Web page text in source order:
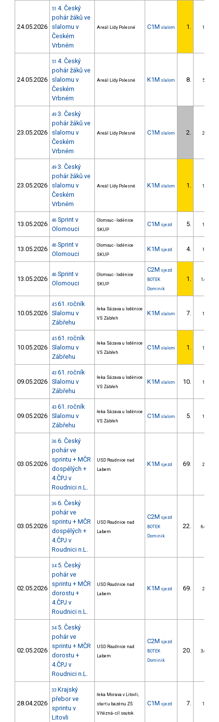
24.05.2026
51 4. Český
pohár žáků ve
slalomu v
Českém
Vrbném
Areál Lídy Polesné C1M slalom 1. 1/ZS
24.05.2026
51 4. Český
pohár žáků ve
slalomu v
Českém
Vrbném
Areál Lídy Polesné K1M slalom 8. 5/ZS
23.05.2026
49 3. Český
pohár žáků ve
slalomu v
Českém
Vrbném
Areál Lídy Polesné C1M slalom 2. 2/ZS
23.05.2026
49 3. Český
pohár žáků ve
slalomu v
Českém
Vrbném
Areál Lídy Polesné K1M slalom 1. 1/ZS
13.05.2026 46 Sprint v
Olomouci
Olomouc - loděnice
SKUP
C1M sjezd 5. 1/ZS
13.05.2026 46 Sprint v
Olomouci
Olomouc - loděnice
SKUP
K1M sjezd 4. 1/ZS
13.05.2026
46 Sprint v
Olomouci
Olomouc - loděnice
SKUP
C2M sjezd
BOTEK
Dominik
1. 1/DM
10.05.2026
45 61. ročník
Slalomu v
Zábřehu
řeka Sázava u loděnice
VS Zábřeh
K1M slalom 7. 1/ZS
10.05.2026
45 61. ročník
Slalomu v
Zábřehu
řeka Sázava u loděnice
VS Zábřeh
C1M slalom 1. 1/ZS
09.05.2026
43 61. ročník
Slalomu v
Zábřehu
řeka Sázava u loděnice
VS Zábřeh
K1M slalom 10. 1/ZS
09.05.2026
43 61. ročník
Slalomu v
Zábřehu
řeka Sázava u loděnice
VS Zábřeh
C1M slalom 5. 1/ZS
03.05.2026
36 6. Český
pohár ve
sprintu + MČR
dospělých +
4.ČPJ v
Roudnici n.L.
USD Roudnice nad
Labem
K1M sjezd 69. 2/ZS
03.05.2026
36 6. Český
pohár ve
sprintu + MČR
dospělých +
4.ČPJ v
Roudnici n.L.
USD Roudnice nad
Labem
C2M sjezd
BOTEK
Dominik
22. 6/DM
02.05.2026
34 5. Český
pohár ve
sprintu + MČR
dorostu +
4.ČPJ v
Roudnici n.L.
USD Roudnice nad
Labem
K1M sjezd 69. 2/ZS
02.05.2026
34 5. Český
pohár ve
sprintu + MČR
dorostu +
4.ČPJ v
Roudnici n.L.
USD Roudnice nad
Labem
C2M sjezd
BOTEK
Dominik
20. 3/DM
28.04.2026
33 Krajský
přebor ve
sprintu v
Litovli
řeka Morava v Litovli;
start u bazénu ZŠ
Vítězná- cíl soutok
C1M sjezd 7. 1/ZS